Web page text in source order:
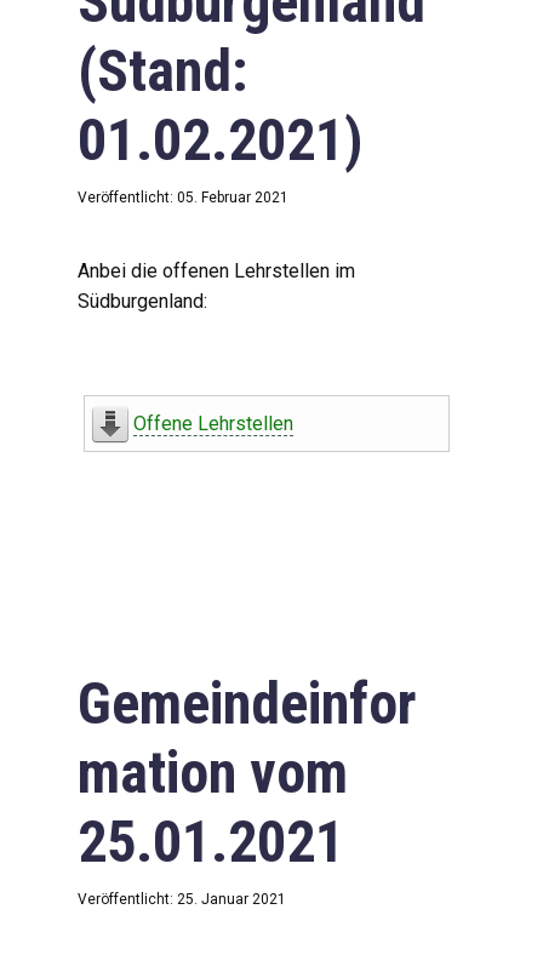
(Stand:
01.02.2021)
Veröffentlicht: 05. Februar 2021
Anbei die offenen Lehrstellen im
Südburgenland:
Offene Lehrstellen
Gemeindeinfor
mation vom
25.01.2021
Veröffentlicht: 25. Januar 2021